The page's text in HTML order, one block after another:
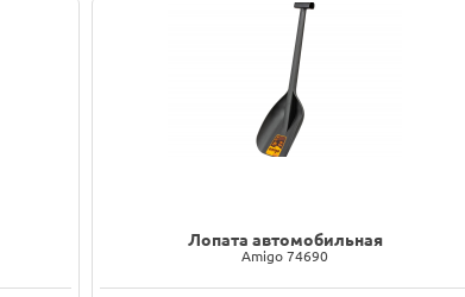
Лопата автомобильная
Amigo 74690